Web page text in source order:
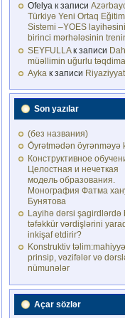
Ofelya к записи
Türkiyə Yeni Ortaq Eğitim
Sistemi –YOES
birinci mərhələsinin
SEYFULLAк записи
müəllimin uğurlu
Ayka к записи
Son yazılar
(без названия)
Öyrətmədən öyrənməyə
Конструктивное
Целостная и нечеткая
модель образования.
Монография Фатма
Бунятова
Layihə dərsi şagirdlərdə
təfəkkür vərdişlərini
inkişaf etdirir?
Konstruktiv
prinsip, vəzifələr və
nümunələr
Açar sözlər